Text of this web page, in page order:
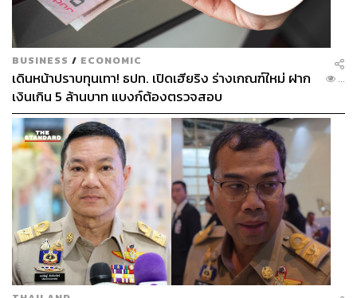
สมศักดิ์ จันทวิชชประภา
โปรดิวเซอร์ คอลัมนิสต์ และบรรณาธิการ ผู้
หลงใหลในความตื่นเต้นของกีฬาและความ
สงบของการอ่านหนังสือเงียบๆ
BUSINESS / ECONOMIC
เดินหน้าปราบทุนเทา! ธปท. เปิดเฮียริง ร่างเกณฑ์ใหม่ ฝาก
เงินเกิน 5 ล้านบาท แบงก์ต้องตรวจสอบ
...